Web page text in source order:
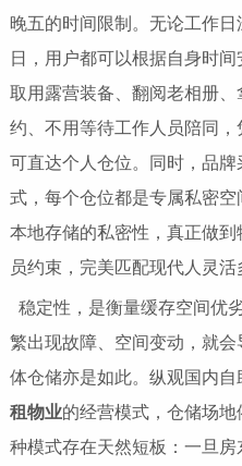
晚五的时间限制。无论工作
日，用户都可以根据自身时
取用露营装备、翻阅老相册
约、不用等待工作人员陪同
可直达个人仓位。同时，品牌
式，每个仓位都是专属私密
本地存储的私密性，真正做
员约束，完美匹配现代人灵活
稳定性，是衡量缓存空间优
繁出现故障、空间变动，就
体仓储亦是如此。纵观国内
租物业的经营模式，仓储场
种模式存在天然短板：一旦